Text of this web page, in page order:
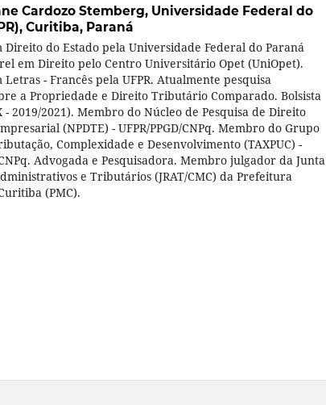
Cardozo Stemberg, Universidade Federal do
Curitiba, Paraná
Direito do Estado pela Universidade Federal do Paraná
em Direito pelo Centro Universitário Opet (UniOpet).
- Francês pela UFPR. Atualmente pesquisa
a Propriedade e Direito Tributário Comparado. Bolsista
- 2019/2021). Membro do Núcleo de Pesquisa de Direito
(NPDTE) - UFPR/PPGD/CNPq. Membro do Grupo
Complexidade e Desenvolvimento (TAXPUC) -
CNPq. Advogada e Pesquisadora. Membro julgador da Junta
e Tributários (JRAT/CMC) da Prefeitura
(PMC).